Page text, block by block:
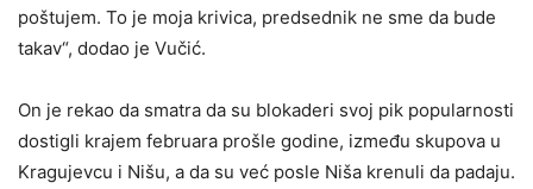
poštujem. To je moja krivica, predsednik ne sme da bude
takav“, dodao je Vučić.
On je rekao da smatra da su blokaderi svoj pik popularnosti
dostigli krajem februara prošle godine, između skupova u
Kragujevcu i Nišu, a da su već posle Niša krenuli da padaju.